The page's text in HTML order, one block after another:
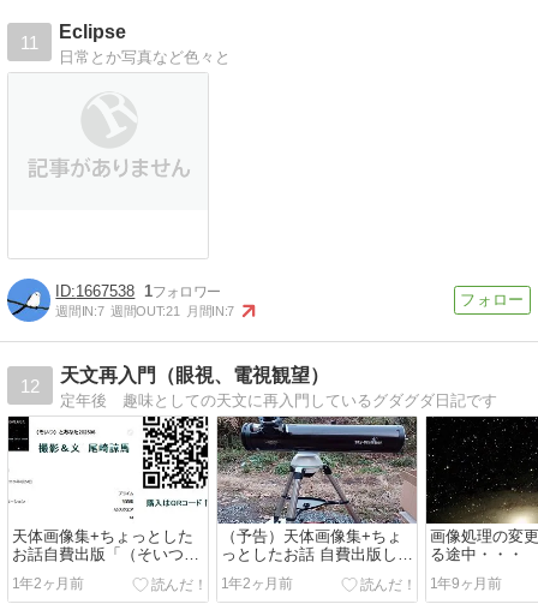
11
Eclipse
日常とか写真など色々と
1667538 1
週間IN:7 週間OUT:21 月間IN:7
12
天文再入門（眼視、電視観望）
定年後 趣味としての天文に再入門しているグダグダ日記です
天体画像集+ちょっとした
お話自費出版「（そいつ）
6207とあなた」
1年2ヶ月前
（予告）天体画像集+ちょ
っとしたお話 自費出版しま
す
1年2ヶ月前
画像処理の変
る途中・・・
1年9ヶ月前